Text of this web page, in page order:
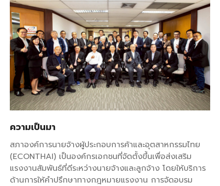
ความเป็นมา
สภาองค์การนายจ้างผู้ประกอบการค้าและอุตสาหกรรมไทย
(ECONTHAI) เป็นองค์กรเอกชนที่จัดตั้งขึ้นเพื่อส่งเสริม
แรงงานสัมพันธ์ที่ดีระหว่างนายจ้างและลูกจ้าง โดยให้บริการ
ด้านการให้คำปรึกษาทางกฎหมายแรงงาน การจัดอบรม